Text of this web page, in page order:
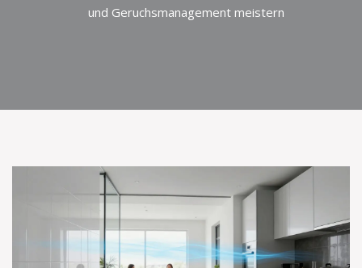
und Geruchsmanagement meistern